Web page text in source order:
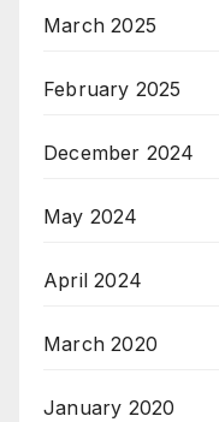
March 2025
February 2025
December 2024
May 2024
April 2024
March 2020
January 2020